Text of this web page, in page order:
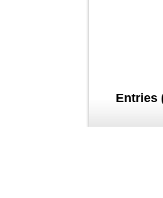
Entries